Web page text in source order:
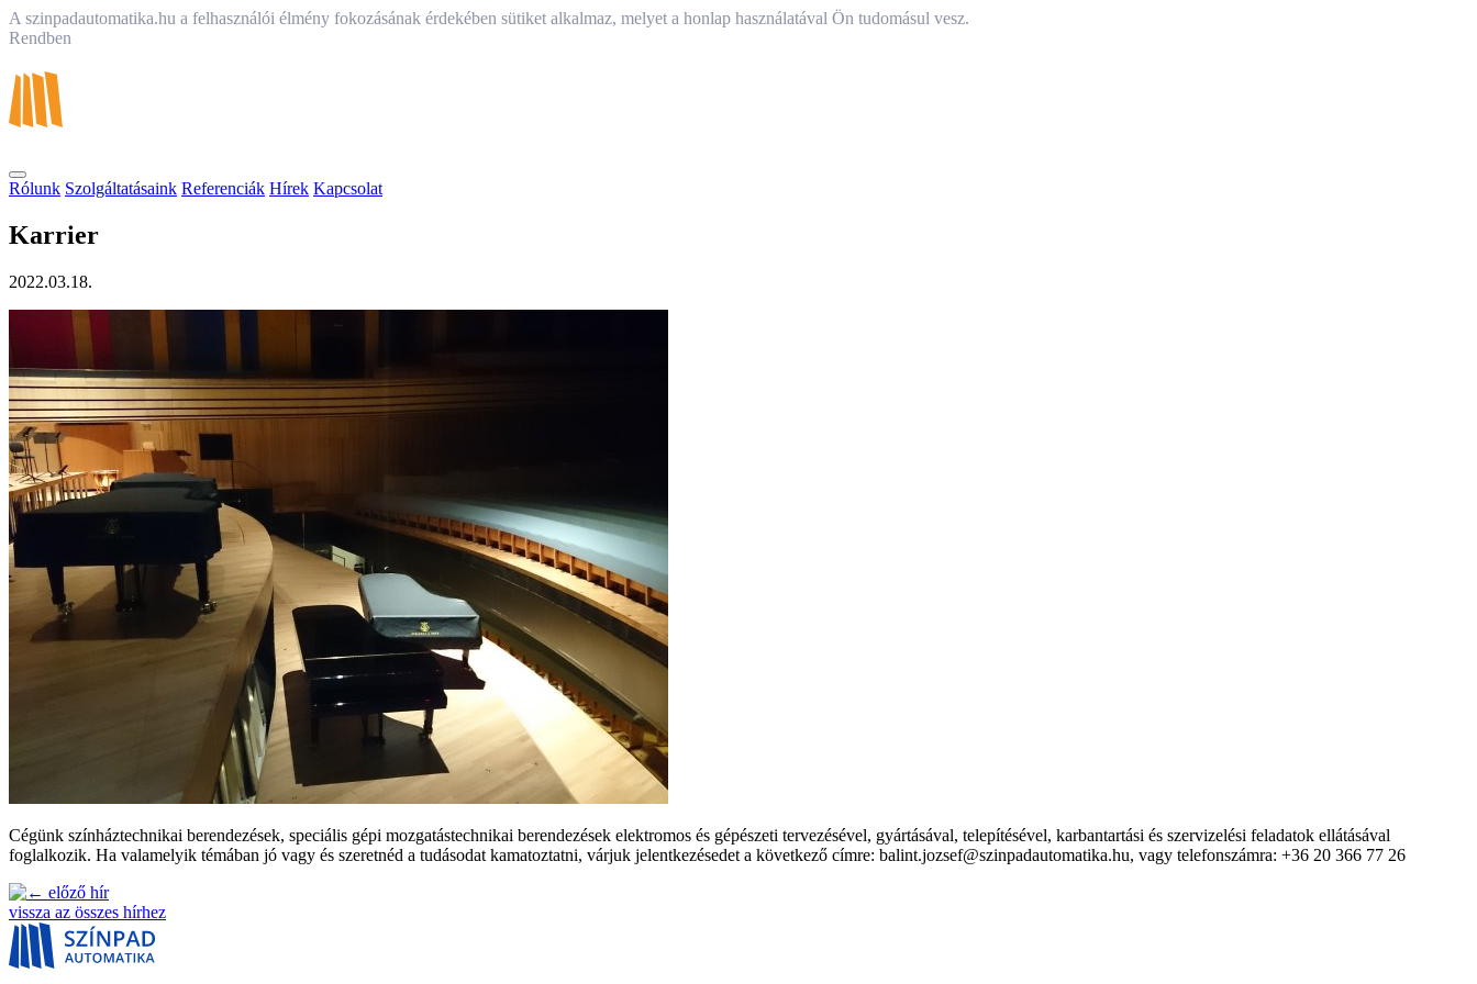
A szinpadautomatika.hu a felhasználói élmény fokozásának érdekében sütiket alkalmaz, melyet a honlap használatával Ön tudomásul vesz.
Rendben
Rólunk Szolgáltatásaink Referenciák Hírek Kapcsolat
Karrier
2022.03.18.
Cégünk színháztechnikai berendezések, speciális gépi mozgatástechnikai berendezések elektromos és gépészeti tervezésével, gyártásával, telepítésével, karbantartási és szervizelési feladatok ellátásával
foglalkozik. Ha valamelyik témában jó vagy és szeretnéd a tudásodat kamatoztatni, várjuk jelentkezésedet a következő címre: balint.jozsef@szinpadautomatika.hu, vagy telefonszámra: +36 20 366 77 26
előző hír
vissza az összes hírhez